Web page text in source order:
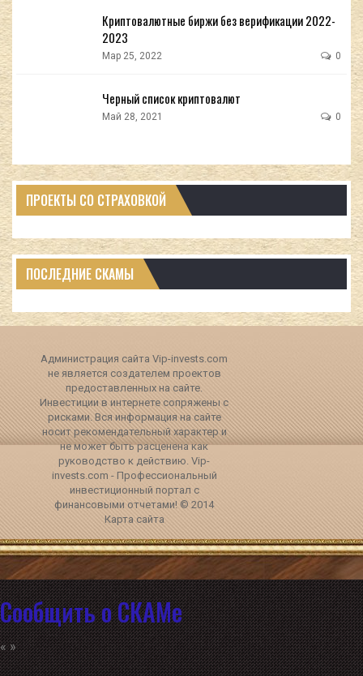
Криптовалютные биржи без верификации 2022-
2023
Мар 25, 2022 0
Черный список криптовалют
Май 28, 2021 0
ПРОЕКТЫ СО СТРАХОВКОЙ
ПОСЛЕДНИЕ СКАМЫ
Администрация сайта Vip-invests.com
не является создателем проектов
предоставленных на сайте.
Инвестиции в интернете сопряжены с
рисками. Вся информация на сайте
носит рекомендательный характер и
не может быть расценена как
руководство к действию. Vip-
invests.com - Профессиональный
инвестиционный портал с
финансовыми отчетами! © 2014
Карта сайта
Сообщить о СКАМе
« »